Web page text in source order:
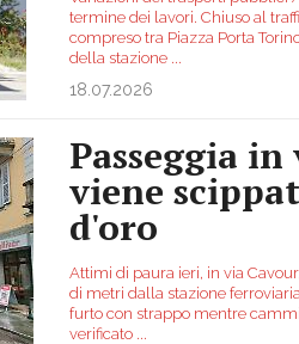
termine dei lavori. Chiuso al
compreso tra Piazza Porta
della stazione
18.07.2026
Passeggia
viene
d'oro
Attimi di paura ieri, in via
di metri dalla stazione
furto con strappo mentre
verificato